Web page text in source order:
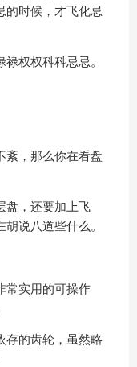
的时候，才飞化忌
权权科科忌忌。
紊，那么你在看盘
盘，还要加上飞
说八道些什么。
常实用的可操作
存的齿轮，虽然略